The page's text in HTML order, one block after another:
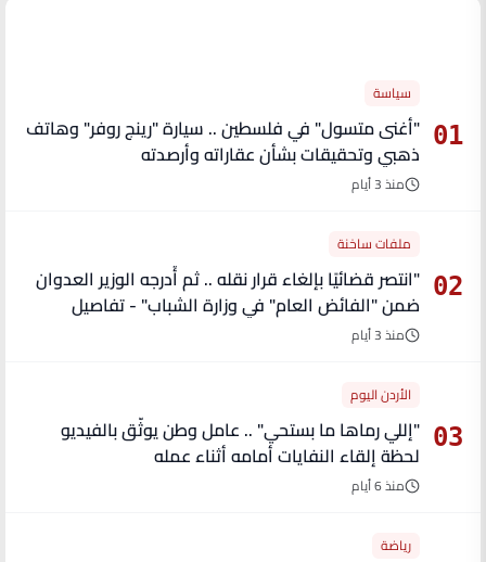
01
سياسة
"أغنى متسول" في فلسطين .. سيارة "رينج روفر" وهاتف
ذهبي وتحقيقات بشأن عقاراته وأرصدته
منذ 3 أيام
02
ملفات ساخنة
"انتصر قضائيًا بإلغاء قرار نقله .. ثم أُدرجه الوزير العدوان
ضمن "الفائض العام" في وزارة الشباب" - تفاصيل
منذ 3 أيام
03
الأردن اليوم
"إللي رماها ما بستحي" .. عامل وطن يوثّق بالفيديو
لحظة إلقاء النفايات أمامه أثناء عمله
منذ 6 أيام
رياضة